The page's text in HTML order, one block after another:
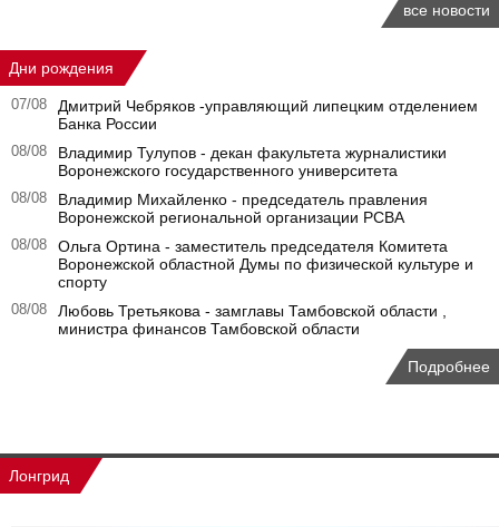
все новости
Дни рождения
07/08
Дмитрий Чебряков -управляющий липецким отделением
Банка России
08/08
Владимир Тулупов - декан факультета журналистики
Воронежского государственного университета
08/08
Владимир Михайленко - председатель правления
Воронежской региональной организации РСВА
08/08
Ольга Ортина - заместитель председателя Комитета
Воронежской областной Думы по физической культуре и
спорту
08/08
Любовь Третьякова - замглавы Тамбовской области ,
министра финансов Тамбовской области
Подробнее
Лонгрид